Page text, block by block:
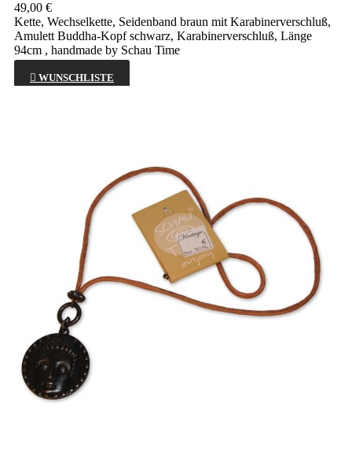
49,00 €
Kette, Wechselkette, Seidenband braun mit Karabinerverschluß,
Amulett Buddha-Kopf schwarz, Karabinerverschluß, Länge
94cm , handmade by Schau Time
 WUNSCHLISTE